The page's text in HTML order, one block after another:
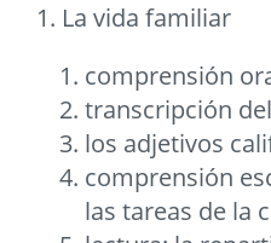
1. La vida familiar
comprensión
transcripción
los adjetivos
comprensión
las tareas de la